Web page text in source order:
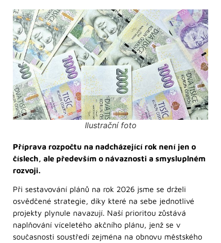
Ilustrační foto
Příprava rozpočtu na nadcházející rok není jen o
číslech, ale především o návaznosti a smysluplném
rozvoji.
Při sestavování plánů na rok 2026 jsme se drželi
osvědčené strategie, díky které na sebe jednotlivé
projekty plynule navazují. Naší prioritou zůstává
naplňování víceletého akčního plánu, jenž se v
současnosti soustředí zejména na obnovu městského